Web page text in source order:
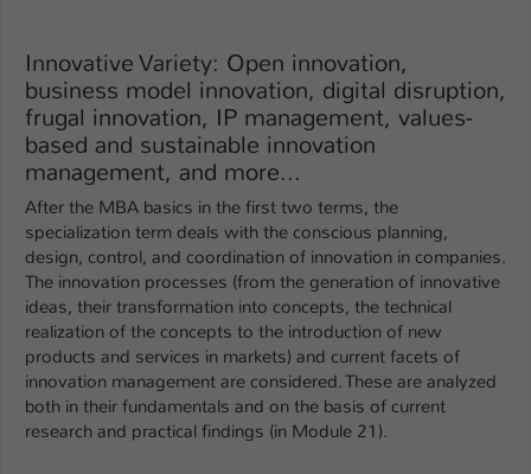
Innovative Variety: Open innovation,
business model innovation, digital disruption,
frugal innovation, IP management, values-
based and sustainable innovation
management, and more...
After the MBA basics in the first two terms, the
specialization term deals with the conscious planning,
design, control, and coordination of innovation in companies.
The innovation processes (from the generation of innovative
ideas, their transformation into concepts, the technical
realization of the concepts to the introduction of new
products and services in markets) and current facets of
innovation management are considered. These are analyzed
both in their fundamentals and on the basis of current
research and practical findings (in Module 21).
Zweck
Dieser Cookie teilt der Webseite mit, ob
ein Besucher im Typo3-Backend
angemeldet ist und Rechte besitzt diese
zu verwalten.